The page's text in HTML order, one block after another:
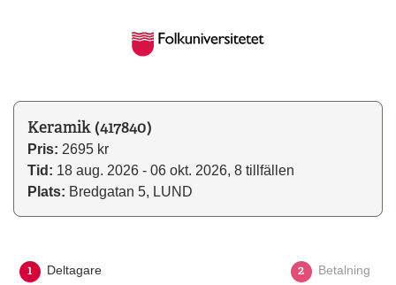
Keramik (417840)
Pris: 2695 kr
Tid: 18 aug. 2026 - 06 okt. 2026, 8 tillfällen
Plats: Bredgatan 5, LUND
1 Aktuellt steg
Deltagare 2 Betalning